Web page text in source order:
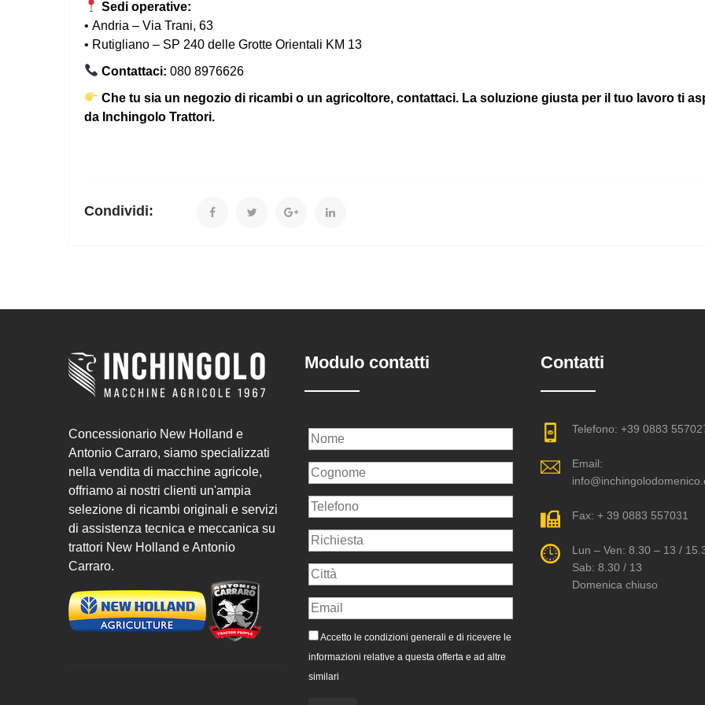
Sedi operative:
• Andria – Via Trani, 63
• Rutigliano – SP 240 delle Grotte Orientali KM 13
Contattaci: 080 8976626
Che tu sia un negozio di ricambi o un agricoltore, contattaci. La soluzione giusta per il tuo lavoro ti
da Inchingolo Trattori.
Condividi:
Concessionario New Holland e
Antonio Carraro, siamo specializzati
nella vendita di macchine agricole,
offriamo ai nostri clienti un'ampia
selezione di ricambi originali e servizi
di assistenza tecnica e meccanica su
trattori New Holland e Antonio
Carraro.
Modulo contatti
Accetto le condizioni generali e di ricevere le
informazioni relative a questa offerta e ad altre
similari
Contatti
Telefono: +39 0883
Email:
Fax: + 39 0883 557031
Lun – Ven: 8.30 – 13 /
Sab: 8.30 / 13
Domenica chiuso